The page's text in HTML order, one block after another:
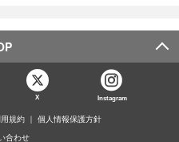
X Instagram
規約 個人情報保護方針
合わせ